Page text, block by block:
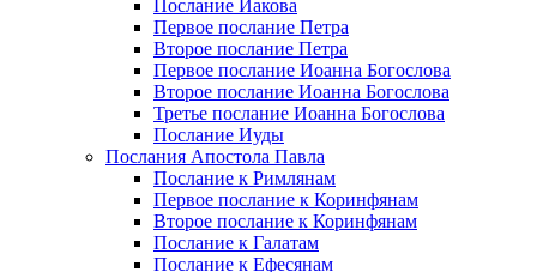
Послание Иакова
Первое послание Петра
Второе послание Петра
Первое послание Иоанна Богослова
Второе послание Иоанна Богослова
Третье послание Иоанна Богослова
Послание Иуды
Послания Апостола Павла
Послание к Римлянам
Первое послание к Коринфянам
Второе послание к Коринфянам
Послание к Галатам
Послание к Ефесянам